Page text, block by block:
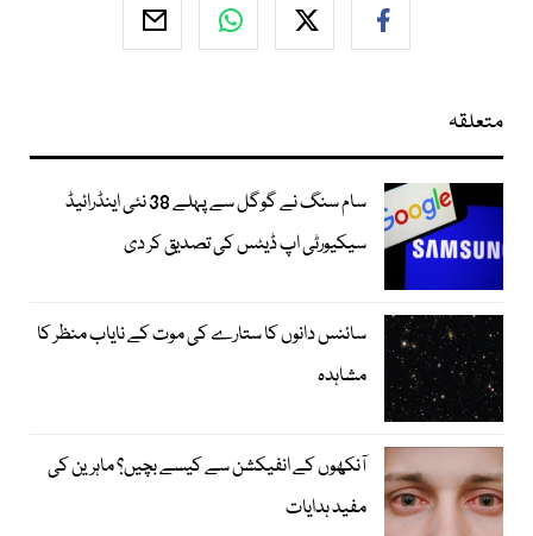
متعلقہ
سام سنگ نے گوگل سے پہلے 38 نئی اینڈرائیڈ
سیکیورٹی اپ ڈیٹس کی تصدیق کر دی
سائنس دانوں کا ستارے کی موت کے نایاب منظر کا
مشاہدہ
آنکھوں کے انفیکشن سے کیسے بچیں؟ ماہرین کی
مفید ہدایات